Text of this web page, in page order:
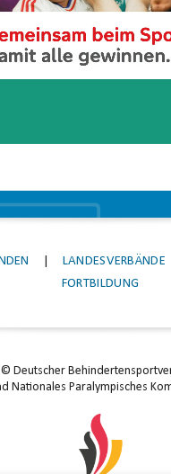
LANDESVERBÄNDE
FORTBILDUNG
© Deutscher
Nationales Paralympisches